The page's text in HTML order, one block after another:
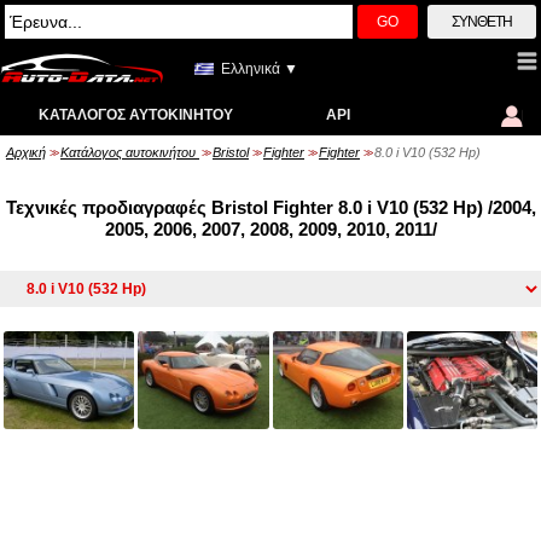
GO ΣΎΝΘΕΤΗ
Ελληνικά ▼
ΚΑΤΆΛΟΓΟΣ ΑΥΤΟΚΙΝΉΤΟΥ API
Αρχική >> Κατάλογος αυτοκινήτου >> Bristol >> Fighter >> Fighter >> 8.0 i V10 (532 Hp)
Τεχνικές προδιαγραφές Bristol Fighter 8.0 i V10 (532 Hp) /2004,
2005, 2006, 2007, 2008, 2009, 2010, 2011/